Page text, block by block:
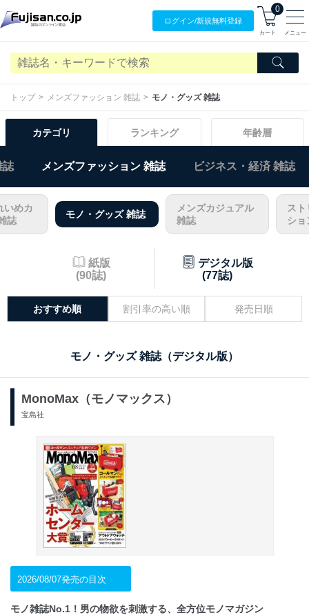
ログイン/新規無料登録
0
カート メニュー
トップ メンズファッション 雑誌 モノ・グッズ 雑誌
カテゴリ ランキング 年齢層
誌 メンズファッション 雑誌 ビジネス・経済 雑誌
いめカ
誌
モノ・グッズ 雑誌
メンズカジュアル
雑誌
ス
ショ
紙版
(90誌)
デジタル版
(77誌)
おすすめ順 割引率の高い順 発売日順
モノ・グッズ 雑誌（デジタル版）
MonoMax（モノマックス）
宝島社
2026/08/07発売の目次
モノ雑誌No.1！男の物欲を刺激する、全方位モノマガジン